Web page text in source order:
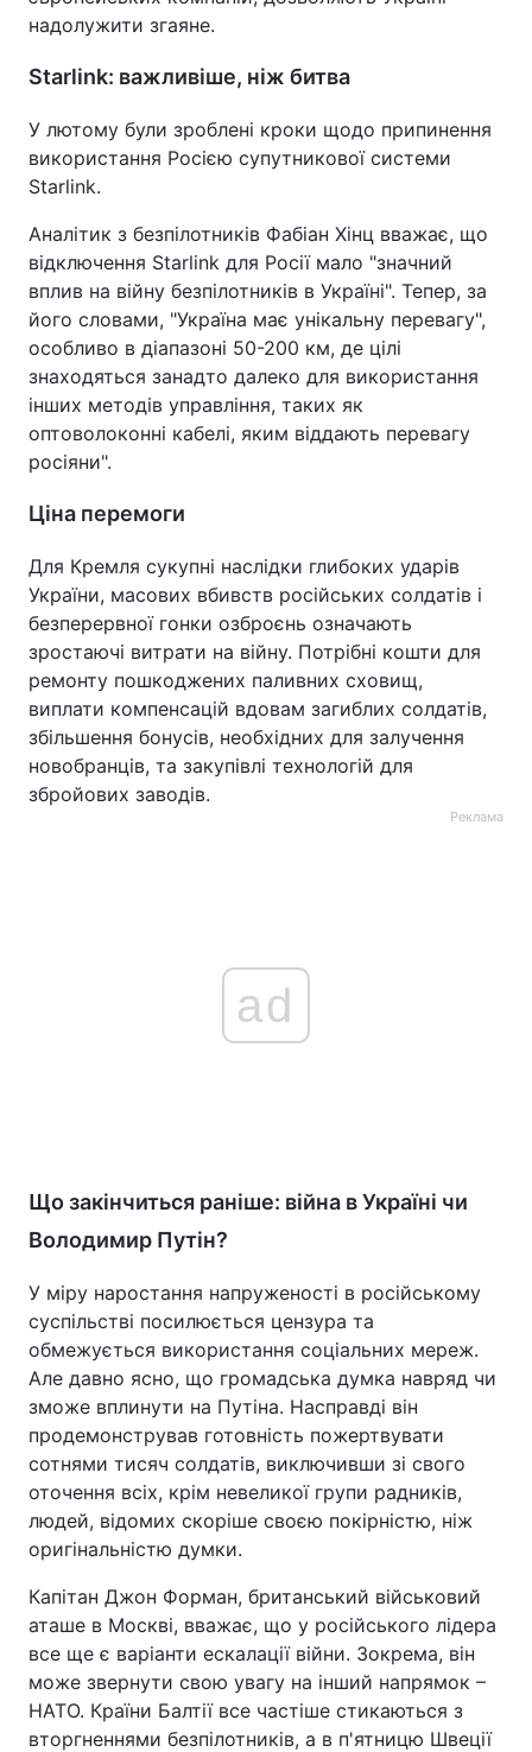
надолужити згаяне.
Starlink: важливіше, ніж битва
У лютому були зроблені кроки щодо припинення
використання Росією супутникової системи
Starlink.
Аналітик з безпілотників Фабіан Хінц вважає, що
відключення Starlink для Росії мало "значний
вплив на війну безпілотників в Україні". Тепер, за
його словами, "Україна має унікальну перевагу",
особливо в діапазоні 50-200 км, де цілі
знаходяться занадто далеко для використання
інших методів управління, таких як
оптоволоконні кабелі, яким віддають перевагу
росіяни".
Ціна перемоги
Для Кремля сукупні наслідки глибоких ударів
України, масових вбивств російських солдатів і
безперервної гонки озброєнь означають
зростаючі витрати на війну. Потрібні кошти для
ремонту пошкоджених паливних сховищ,
виплати компенсацій вдовам загиблих солдатів,
збільшення бонусів, необхідних для залучення
новобранців, та закупівлі технологій для
збройових заводів.
Реклама
ad
Що закінчиться раніше: війна в Україні чи
Володимир Путін?
У міру наростання напруженості в російському
суспільстві посилюється цензура та
обмежується використання соціальних мереж.
Але давно ясно, що громадська думка навряд чи
зможе вплинути на Путіна. Насправді він
продемонстрував готовність пожертвувати
сотнями тисяч солдатів, виключивши зі свого
оточення всіх, крім невеликої групи радників,
людей, відомих скоріше своєю покірністю, ніж
оригінальністю думки.
Капітан Джон Форман, британський військовий
аташе в Москві, вважає, що у російського лідера
все ще є варіанти ескалації війни. Зокрема, він
може звернути свою увагу на інший напрямок –
НАТО. Країни Балтії все частіше стикаються з
вторгненнями безпілотників, а в п'ятницю Швеції